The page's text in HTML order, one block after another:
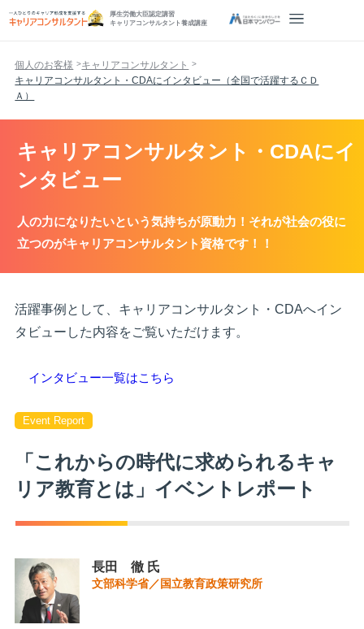
厚生労働大臣認定講習
キャリアコンサルタント養成講座
個人のお客様
キャリアコンサルタント
キャリアコンサルタント・CDAにインタビュー（全国で活躍するＣＤ
Ａ）
キャリアコンサルタント・CDAにイ
ンタビュー
人の力になりたいという気持ちが原動力！それが社会の役に
立つのがキャリアコンサルタント資格です！！
活躍事例として、キャリアコンサルタント・CDAへイン
タビューした内容をご覧いただけます。
インタビュー一覧はこちら
「これからの時代に求められるキャ
リア教育とは」イベントレポート
Event Report
長田 徹 氏
文部科学省／国立教育政策研究所